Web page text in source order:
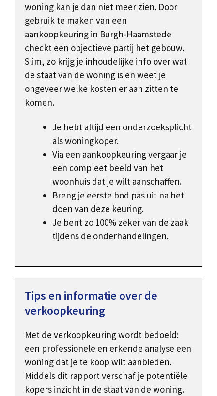
woning kan je dan niet meer zien. Door
gebruik te maken van een
aankoopkeuring in Burgh-Haamstede
checkt een objectieve partij het gebouw.
Slim, zo krijg je inhoudelijke info over wat
de staat van de woning is en weet je
ongeveer welke kosten er aan zitten te
komen.
Je hebt altijd een onderzoeksplicht
als woningkoper.
Via een aankoopkeuring vergaar je
een compleet beeld van het
woonhuis dat je wilt aanschaffen.
Breng je eerste bod pas uit na het
doen van deze keuring.
Je bent zo 100% zeker van de zaak
tijdens de onderhandelingen.
Tips en informatie over de
verkoopkeuring
Met de verkoopkeuring wordt bedoeld:
een professionele en erkende analyse een
woning dat je te koop wilt aanbieden.
Middels dit rapport verschaf je potentiële
kopers inzicht in de staat van de woning.